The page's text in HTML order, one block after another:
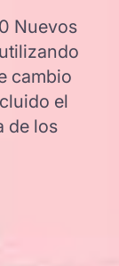
Nuevos
cambio
el
de los